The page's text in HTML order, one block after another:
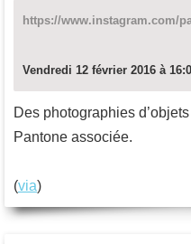
https://www.instagram.com/
Vendredi 12 février 2016 à
Des photographies
Pantone associée.
(via)